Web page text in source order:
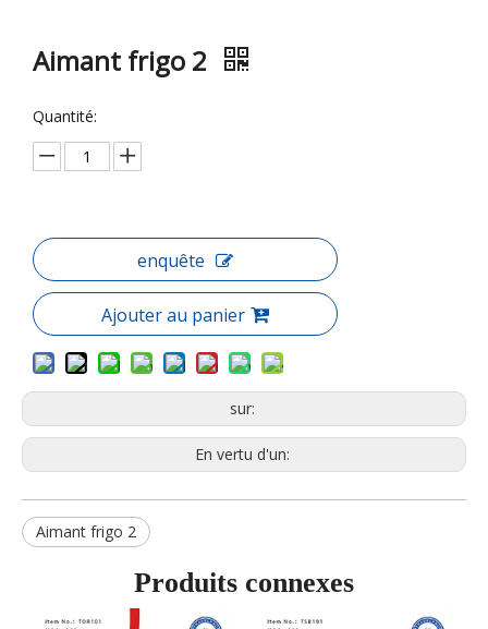
Aimant frigo 2
Quantité:
enquête
Ajouter au panier
sur:
En vertu d'un:
Aimant frigo 2
Produits connexes